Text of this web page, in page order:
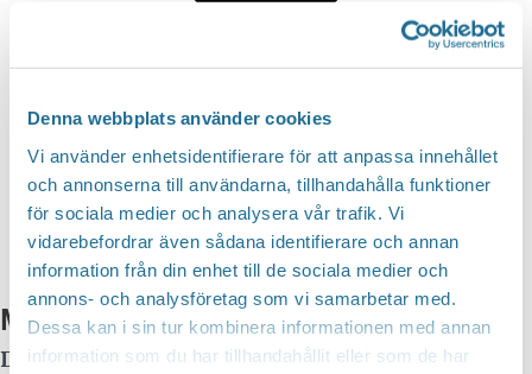
Denna webbplats använder cookies
Vi använder enhetsidentifierare för att anpassa innehållet
och annonserna till användarna, tillhandahålla funktioner
för sociala medier och analysera vår trafik. Vi
vidarebefordrar även sådana identifierare och annan
information från din enhet till de sociala medier och
annons- och analysföretag som vi samarbetar med.
Dessa kan i sin tur kombinera informationen med annan
information som du har tillhandahållit eller som de har
Google Kalender
iCalendar
Outlook 365
Outlook Live
Mer info
Datum: 2 april, 2025 kl 18:30